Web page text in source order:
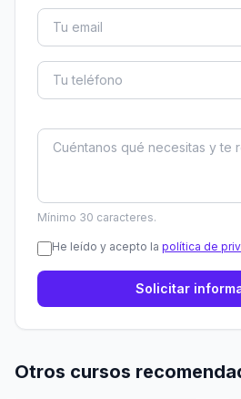
Mínimo 30 caracteres.
He leído y acepto la política de
Solicitar
Otros cursos